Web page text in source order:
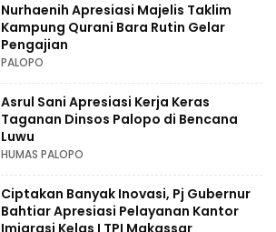
Nurhaenih Apresiasi Majelis Taklim
Kampung Qurani Bara Rutin Gelar
Pengajian
PALOPO
Asrul Sani Apresiasi Kerja Keras
Taganan Dinsos Palopo di Bencana
Luwu
HUMAS PALOPO
Ciptakan Banyak Inovasi, Pj Gubernur
Bahtiar Apresiasi Pelayanan Kantor